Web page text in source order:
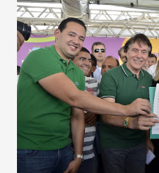
acampamento erguido há
sentido se for para fazer
isso, estou tão emocionado
esse calor humano",
populares. Ao citar
junto à população de
do Açude Lago de
dos trabalhadores rurais e
Integrado de Inteligência de